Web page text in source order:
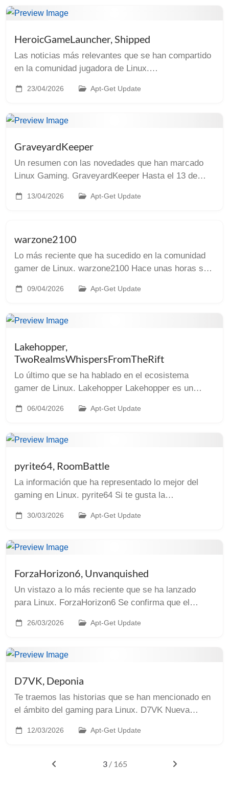
HeroicGameLauncher, Shipped
Las noticias más relevantes que se han compartido
en la comunidad jugadora de Linux.
Heroic! La 2.21.0 incluye multitud de mejoras pero
23/04/2026 Apt-Get Update
GraveyardKeeper
Un resumen con las novedades que han marcado
Linux Gaming. GraveyardKeeper Hasta el 13 de
Keeper “…el simulador de gestión de cementerios
13/04/2026 Apt-Get Update
warzone2100
Lo más reciente que ha sucedido en la comunidad
gamer de Linux. warzone2100 Hace unas horas se
Entre sus novedades: Mejoras del soporte para V...
09/04/2026 Apt-Get Update
Lakehopper,
TwoRealmsWhispersFromTheRift
Lo último que se ha hablado en el ecosistema
gamer de Linux. Lakehopper Lakehopper es un
hidroavión para trabajar como transportista. Las
06/04/2026 Apt-Get Update
pyrite64, RoomBattle
La información que ha representado lo mejor del
gaming en Linux. pyrite64 Si te gusta la
pyrite64. Este game engine que incluye un editor
30/03/2026 Apt-Get Update
ForzaHorizon6, Unvanquished
Un vistazo a lo más reciente que se ha lanzado
para Linux. ForzaHorizon6 Se confirma que el
jugable en Steam Deck. Ambientado en Japón,
26/03/2026 Apt-Get Update
D7VK, Deponia
Te traemos las historias que se han mencionado en
el ámbito del gaming para Linux. D7VK Nueva
Direct3D 3 sobre Vulkan. Increíble lo de este pr...
12/03/2026 Apt-Get Update
3 / 165